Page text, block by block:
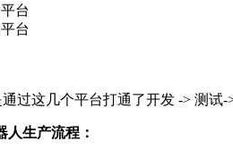
台
台
过这几个平台打通了开发 -> 测试-
人生产流程：